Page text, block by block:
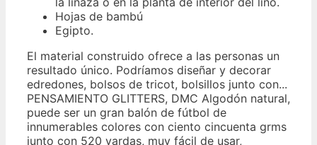
Hojas de bambú
Egipto.
El material construido ofrece a las personas un
resultado único. Podríamos diseñar y decorar
edredones, bolsos de tricot, bolsillos junto con...
PENSAMIENTO GLITTERS, DMC Algodón natural,
puede ser un gran balón de fútbol de
innumerables colores con ciento cincuenta grms
junto con 520 yardas, muy fácil de usar,